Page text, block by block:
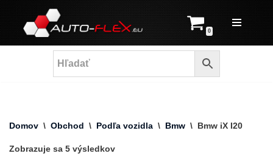
Prejsť
na
0
Domov \ Obchod \ Podľa vozidla \ Bmw \ Bmw iX I20
Zobrazuje sa 5 výsledkov